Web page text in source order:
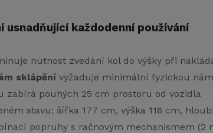
usnadňující každodenní používání
nutnost zvedání kol do výšky při
sklápění vyžaduje minimální fyzickou
zabírá pouhých 25 cm prostoru od vozidla
stavu: šířka 177 cm, výška 116 cm,
popruhy s račnovým mechanismem (2